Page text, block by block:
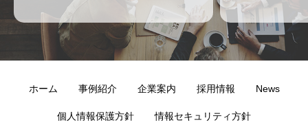
ホーム 事例紹介 企業案内 採用情報 News
個人情報保護方針 情報セキュリティ方針